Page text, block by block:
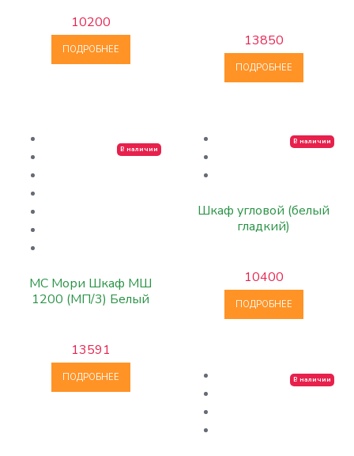
10200
ПОДРОБНЕЕ
13850
ПОДРОБНЕЕ
В наличии
МС Мори Шкаф МШ
1200 (МП/3) Белый
13591
ПОДРОБНЕЕ
В наличии
Шкаф угловой (белый
гладкий)
10400
ПОДРОБНЕЕ
В наличии